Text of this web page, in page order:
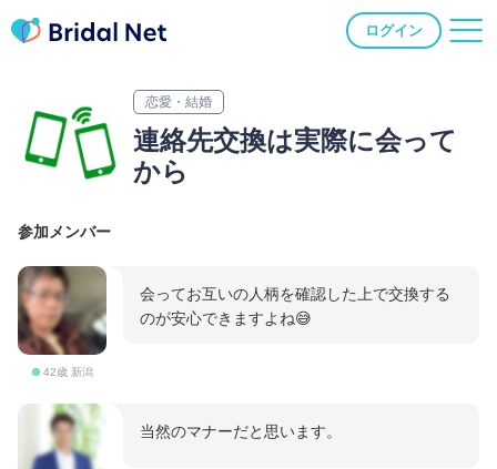
ログイン
恋愛・結婚
連絡先交換は実際に会って
から
参加メンバー
42歳 新潟
会ってお互いの人柄を確認した上で交換する
のが安心できますよね😅
当然のマナーだと思います。